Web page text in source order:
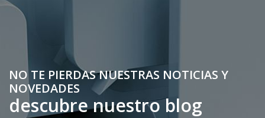
NO TE PIERDAS NUESTRAS NOTICIAS Y
NOVEDADES
descubre nuestro blog